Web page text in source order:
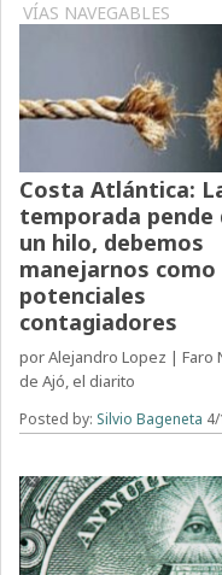
VÍAS NAVEGABLES
Costa Atlántica:
temporada pende
un hilo, debemos
manejarnos como
potenciales
contagiadores
por Alejandro Lopez | Faro
de Ajó, el diarito
Posted by: Silvio Bageneta